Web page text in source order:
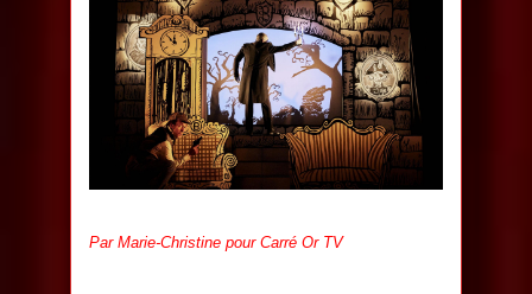
Par Marie-Christine pour Carré Or TV